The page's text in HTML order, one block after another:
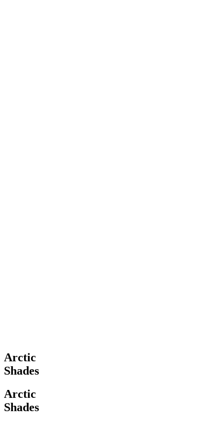
Arctic
Shades
Arctic
Shades